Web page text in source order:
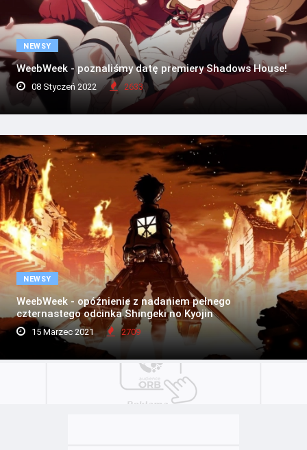
NEWSY
WeebWeek - poznaliśmy datę premiery Shadows House!
08 Styczeń 2022 2633
NEWSY
WeebWeek - opóźnienie z nadaniem pełnego
czternastego odcinka Shingeki no Kyojin
15 Marzec 2021 2709